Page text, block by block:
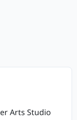
Arts Studio